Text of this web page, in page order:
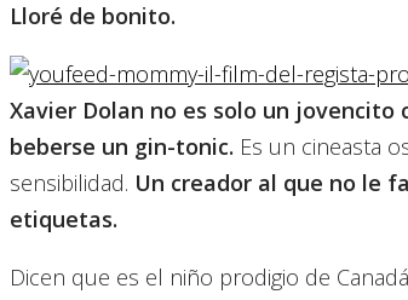
Lloré de bonito.
Xavier Dolan no es solo un
beberse un gin-tonic. Es un cineasta
sensibilidad. Un creador al que no le
etiquetas.
Dicen que es el niño prodigio de